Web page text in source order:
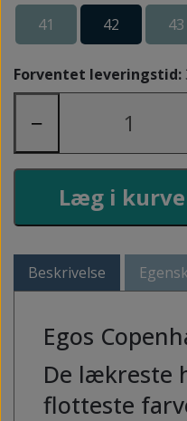
41 42 43
Forventet leveringstid:
−
Læg i
Beskrivelse
Egos
De lækreste
flotteste